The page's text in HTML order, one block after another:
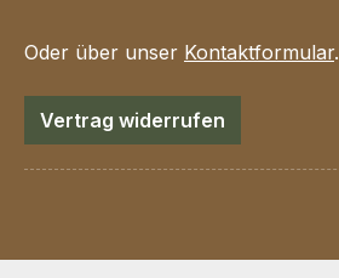
Oder über unser Kontaktformular.
Vertrag widerrufen